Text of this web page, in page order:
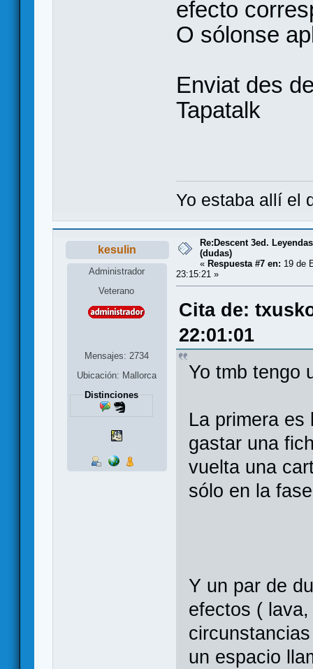
efecto
O sólonse
Enviat des
Tapatalk
Yo estaba allí el
kesulin
Administrador
Veterano
Mensajes: 2734
Ubicación: Mallorca
Distinciones
Re:Descent 3ed.
(dudas)
« Respuesta #7 en: 19 de
23:15:21 »
Cita de:
22:01:01
Yo tmb tengo
La primera es
gastar una
vuelta una
sólo en la
Y un par de
efectos (
un espacio